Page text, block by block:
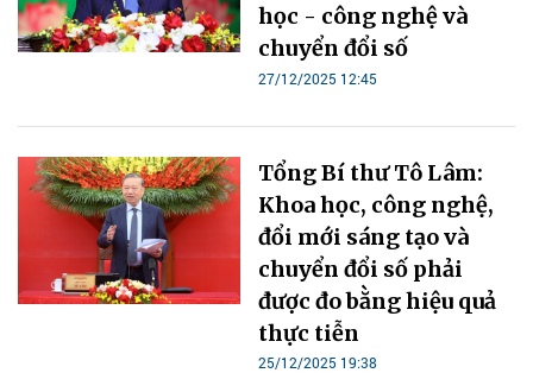
học - công nghệ và
chuyển đổi số
27/12/2025 12:45
Tổng Bí thư Tô Lâm:
Khoa học, công nghệ,
đổi mới sáng tạo và
chuyển đổi số phải
được đo bằng hiệu quả
thực tiễn
25/12/2025 19:38